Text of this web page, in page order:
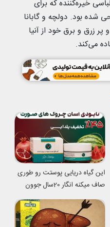
خیره‌کننده که برای
گالا سال 2017 طراحی شده بود. دولچه و گابانا
پر زرق و برق خود از آنیا
می‌کند.
این گیاه دریایی پوستت رو طوری
صاف میکنه انگار 20سال جوون
شدی